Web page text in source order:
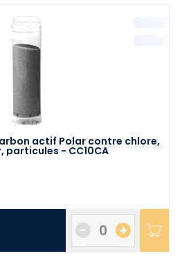
actif Polar contre chlore,
particules - CC10CA
+
-